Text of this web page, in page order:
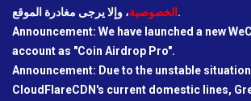
الخصوصية ، وإلا يرجى مغادرة الموقع.
Announcement: We have launched a new
account as "Coin Airdrop Pro".
Announcement: Due to the unstable
CloudFlareCDN's current domestic lines,